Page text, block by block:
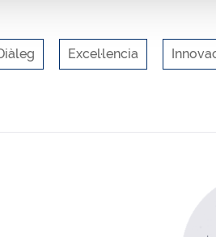
Excel·lencia